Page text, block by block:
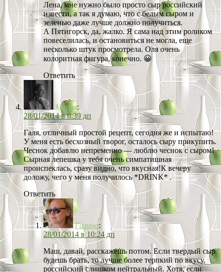
Лена, мне нужно было просто сыр российский
извести, а так я думаю, что с белым сыром и
зеленью даже лучше должно получиться.
А Пятигорск, да, жалко. Я сама над этим роликом
повеселилась, и остановиться не могла, еще
несколько штук просмотрела. Оля очень
колоритная фигура, конечно. 😀
Ответить
Мария:
28/01/2014 в 6:39 дп
Галя, отличный простой рецепт, сегодня же и испытаю!
У меня есть бесхозный творог, осталось сыру прикупить.
Чеснок добавлю непременно — люблю чеснок с сыром!
Сырная лепешка у тебя очень симпатишная
происпеклась, сразу видно, что вкусная!К вечеру
доложу, чего у меня получилось *DRINK* .
Ответить
Галина:
28/01/2014 в 10:24 дп
Маш, давай, расскажешь потом. Если твердый сыр
будешь брать, то лучше более терпкий по вкусу,
российский слишком нейтральный. Хотя, если